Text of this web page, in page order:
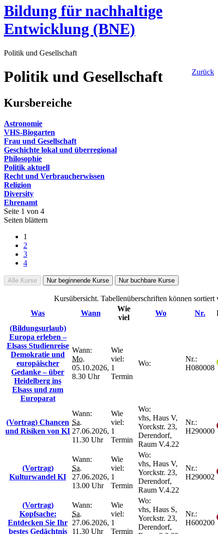
Bildung für nachhaltige
Entwicklung (BNE)
Politik und Gesellschaft
Zurück
Politik und Gesellschaft
Kursbereiche
Astronomie
VHS-Biogarten
Frau und Gesellschaft
Geschichte lokal und überregional
Philosophie
Politik aktuell
Recht und Verbraucherwissen
Religion
Diversity
Ehrenamt
Seite 1 von 4
Seiten blättern
1
2
3
4
Alle Kurse Nur beginnende Kurse Nur buchbare Kurse
Kursübersicht. Tabellenüberschriften können sortiert
Was
Wann
Wie
viel
Wo Nr.
(Bildungsurlaub)
Europa erleben –
Elsass Studienreise
Demokratie und
europäischer
Gedanke – über
Heidelberg ins
Elsass und zum
Europarat
Wann:
Mo.
05.10.2026,
8.30 Uhr
Wie
viel:
1
Termin
Wo:
Nr.:
H080008
(Vortrag) Chancen
und Risiken von KI
Wann:
Sa.
27.06.2026,
11.30 Uhr
Wie
viel:
1
Termin
Wo:
vhs, Haus V,
Yorckstr. 23,
Derendorf,
Raum V.4.22
Nr.:
H290000
(Vortrag)
Kulturwandel KI
Wann:
Sa.
27.06.2026,
13.00 Uhr
Wie
viel:
1
Termin
Wo:
vhs, Haus V,
Yorckstr. 23,
Derendorf,
Raum V.4.22
Nr.:
H290002
(Vortrag)
Kopfsache:
Entdecken Sie Ihr
bestes Gedächtnis
Wann:
Sa.
27.06.2026,
11.30 Uhr
Wie
viel:
1
Termin
Wo:
vhs, Haus S,
Yorckstr. 23,
Derendorf,
Nr.:
H600200